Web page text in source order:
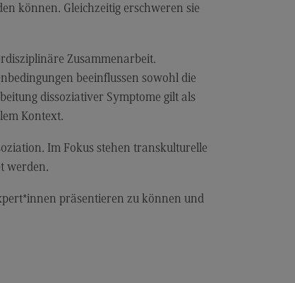
können. Gleichzeitig erschweren sie
Zusammenarbeit.
beeinflussen sowohl die
dissoziativer Symptome gilt als
Kontext.
Im Fokus stehen transkulturelle
werden.
präsentieren zu können und